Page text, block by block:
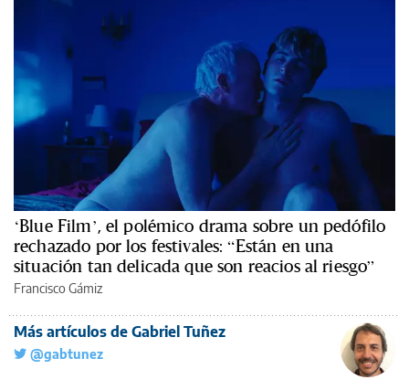
‘Blue Film’, el polémico drama sobre un pedófilo
rechazado por los festivales: “Están en una
situación tan delicada que son reacios al riesgo”
Francisco Gámiz
Más artículos de Gabriel Tuñez
@gabtunez